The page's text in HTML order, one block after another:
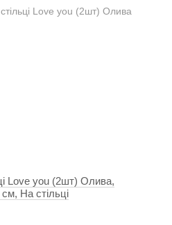
Love you (2шт) Олива,
На стільці